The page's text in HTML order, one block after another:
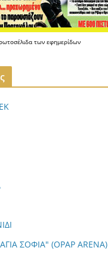
τωνεφημερίδων
ΣΟΦΙΑ" (OPAP ARENA)